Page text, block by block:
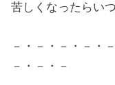
苦しくなったらい
－・－・－・－・
－・－・－